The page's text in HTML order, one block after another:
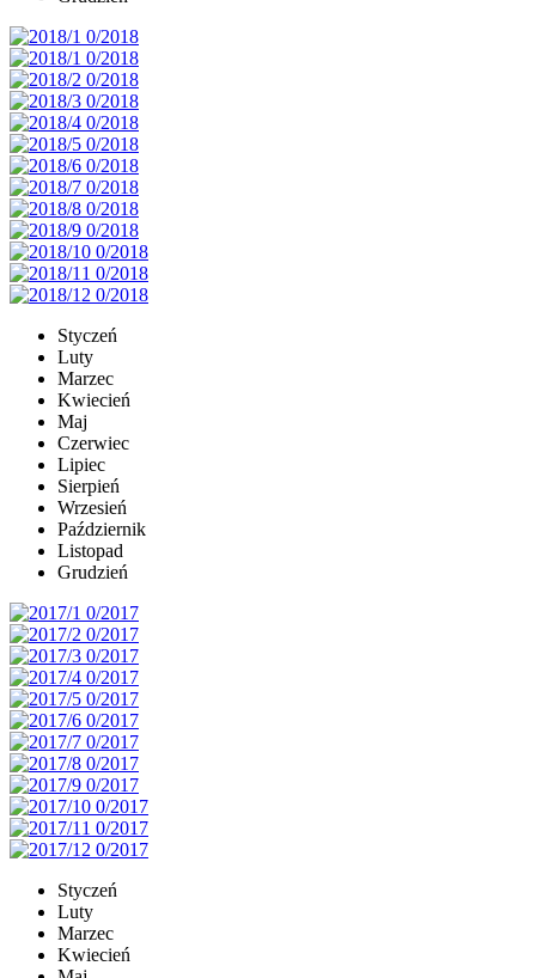
Styczeń
Luty
Marzec
Kwiecień
Maj
Czerwiec
Lipiec
Sierpień
Wrzesień
Październik
Listopad
Grudzień
Styczeń
Luty
Marzec
Kwiecień